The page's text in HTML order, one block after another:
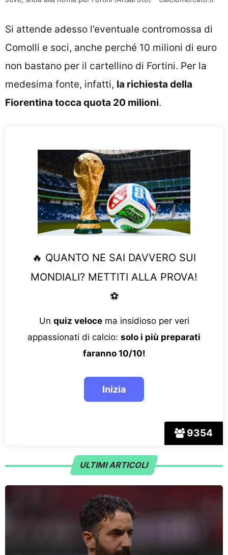
Si attende adesso l’eventuale contromossa di
Comolli e soci, anche perché 10 milioni di euro
non bastano per il cartellino di Fortini. Per la
medesima fonte, infatti, la richiesta della
Fiorentina tocca quota 20 milioni.
9354
🔥 QUANTO NE SAI DAVVERO SUI
MONDIALI? METTITI ALLA PROVA!
⚽
Un quiz velocema insidioso per veri
appassionati di calcio: solo i più preparati
faranno 10/10!
ULTIMI ARTICOLI